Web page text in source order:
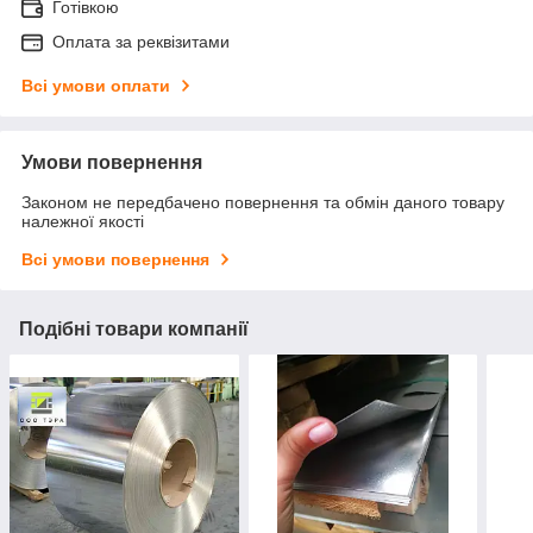
Готівкою
Оплата за реквізитами
Всі умови оплати
Умови повернення
Законом не передбачено повернення та обмін даного товару
належної якості
Всі умови повернення
Подібні товари компанії